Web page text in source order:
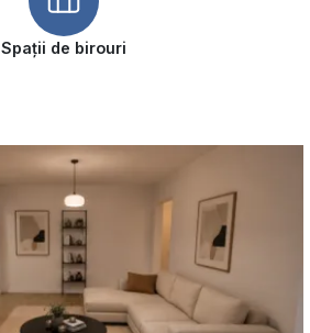
Spații de birouri